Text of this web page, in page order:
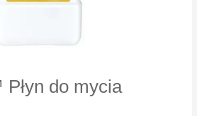
do mycia